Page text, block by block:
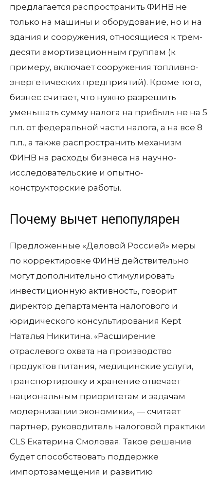
предлагается распространить ФИНВ не
только на машины и оборудование, но и на
здания и сооружения, относящиеся к трем-
десяти амортизационным группам (к
примеру, включает сооружения топливно-
энергетических предприятий). Кроме того,
бизнес считает, что нужно разрешить
уменьшать сумму налога на прибыль не на 5
п.п. от федеральной части налога, а на все 8
п.п., а также распространить механизм
ФИНВ на расходы бизнеса на научно-
исследовательские и опытно-
конструкторские работы.
Почему вычет непопулярен
Предложенные «Деловой Россией» меры
по корректировке ФИНВ действительно
могут дополнительно стимулировать
инвестиционную активность, говорит
директор департамента налогового и
юридического консультирования Kept
Наталья Никитина. «Расширение
отраслевого охвата на производство
продуктов питания, медицинские услуги,
транспортировку и хранение отвечает
национальным приоритетам и задачам
модернизации экономики», — считает
партнер, руководитель налоговой практики
CLS Екатерина Смоловая. Такое решение
будет способствовать поддержке
импортозамещения и развитию